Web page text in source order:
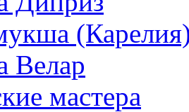
Велар
мастера